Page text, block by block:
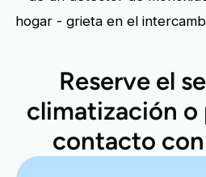
Reserve el
climatización o
contacto